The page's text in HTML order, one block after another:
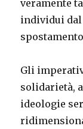
veramente
individui dal
Gli
solidarietà,
ideologie